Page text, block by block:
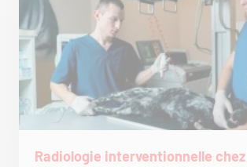
Radiologie interventionnelle